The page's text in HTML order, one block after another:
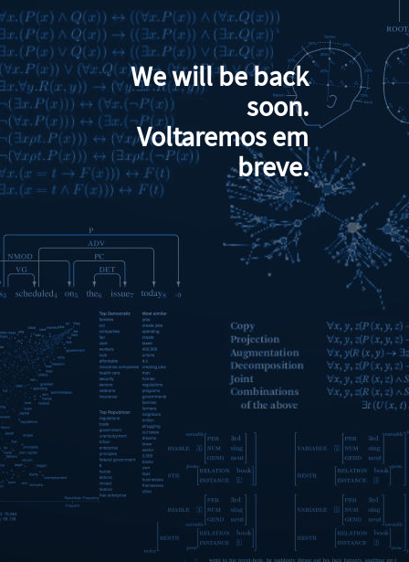
We will be back
soon.
Voltaremos em
breve.